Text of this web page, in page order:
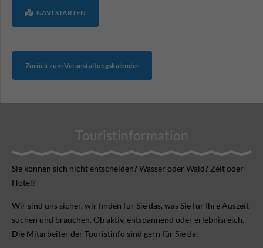
NAVI STARTEN
Zurück zum Veranstaltungskalender
Touristinformation
Sie können sich nicht ent­scheiden? Wasser oder Wald? Zelt oder
Hotel?
Wir sind uns sicher, wir finden für Sie das, was Sie für Ihre Aus­zeit
suchen und brauchen. Ob aktiv, ent­spannend oder erlebnis­reich.
Die Mitarbeiter der Touristinfo sind gern für Sie da: